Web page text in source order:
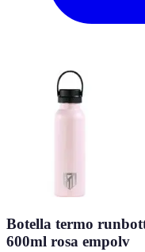
Botella termo
600ml rosa empolv